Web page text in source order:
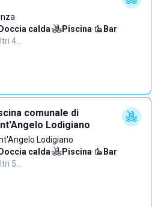
Doccia calda· Piscina· Bar·
4…
comunale di
Lodigiano
Lodigiano
Doccia calda· Piscina· Bar·
5…